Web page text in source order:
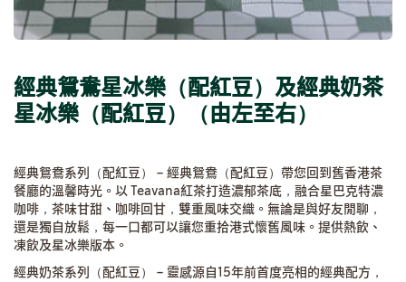
經典鴛鴦星冰樂（配紅豆）及經典奶茶
星冰樂（配紅豆 ） （由左至右）
經典鴛鴦系列（配紅豆） – 經典鴛鴦（配紅豆）帶您回到舊香港茶
餐廳的溫馨時光。以 Teavana紅茶打造濃郁茶底，融合星巴克特濃
咖啡，茶味甘甜、咖啡回甘，雙重風味交織。無論是與好友閒聊，
還是獨自放鬆，每一口都可以讓您重拾港式懷舊風味。提供熱飲、
凍飲及星冰樂版本。
經典奶茶系列（配紅豆） – 靈感源自15年前首度亮相的經典配方，